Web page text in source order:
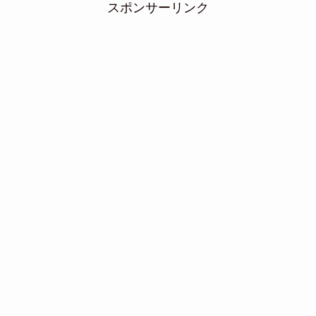
スポンサーリンク